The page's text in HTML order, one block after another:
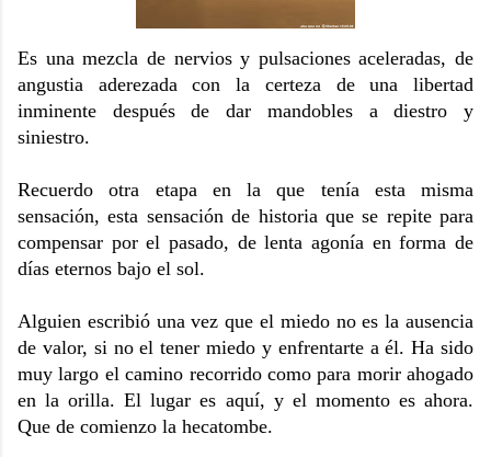
Es una mezcla de nervios y pulsaciones aceleradas, de
angustia aderezada con la certeza de una libertad
inminente después de dar mandobles a diestro y
siniestro.
Recuerdo otra etapa en la que tenía esta misma
sensación, esta sensación de historia que se repite para
compensar por el pasado, de lenta agonía en forma de
días eternos bajo el sol.
Alguien escribió una vez que el miedo no es la ausencia
de valor, si no el tener miedo y enfrentarte a él. Ha sido
muy largo el camino recorrido como para morir ahogado
en la orilla. El lugar es aquí, y el momento es ahora.
Que de comienzo la hecatombe.